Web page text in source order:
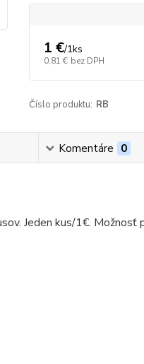
1 €/1ks
0,81 € bez DPH
Číslo produktu: RB
Komentáre 0
Jeden kus/1€.